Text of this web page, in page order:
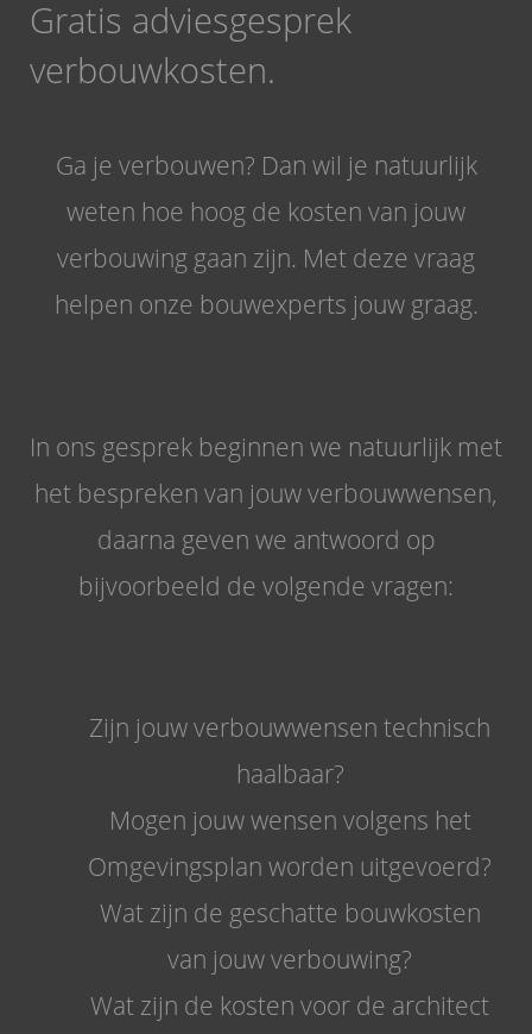
Gratis adviesgesprek
verbouwkosten.
Ga je verbouwen? Dan wil je natuurlijk
weten hoe hoog de kosten van jouw
verbouwing gaan zijn. Met deze vraag
helpen onze bouwexperts jouw graag.
In ons gesprek beginnen we natuurlijk met
het bespreken van jouw verbouwwensen,
daarna geven we antwoord op
bijvoorbeeld de volgende vragen:
Zijn jouw verbouwwensen technisch
haalbaar?
Mogen jouw wensen volgens het
Omgevingsplan worden uitgevoerd?
Wat zijn de geschatte bouwkosten
van jouw verbouwing?
Wat zijn de kosten voor de architect